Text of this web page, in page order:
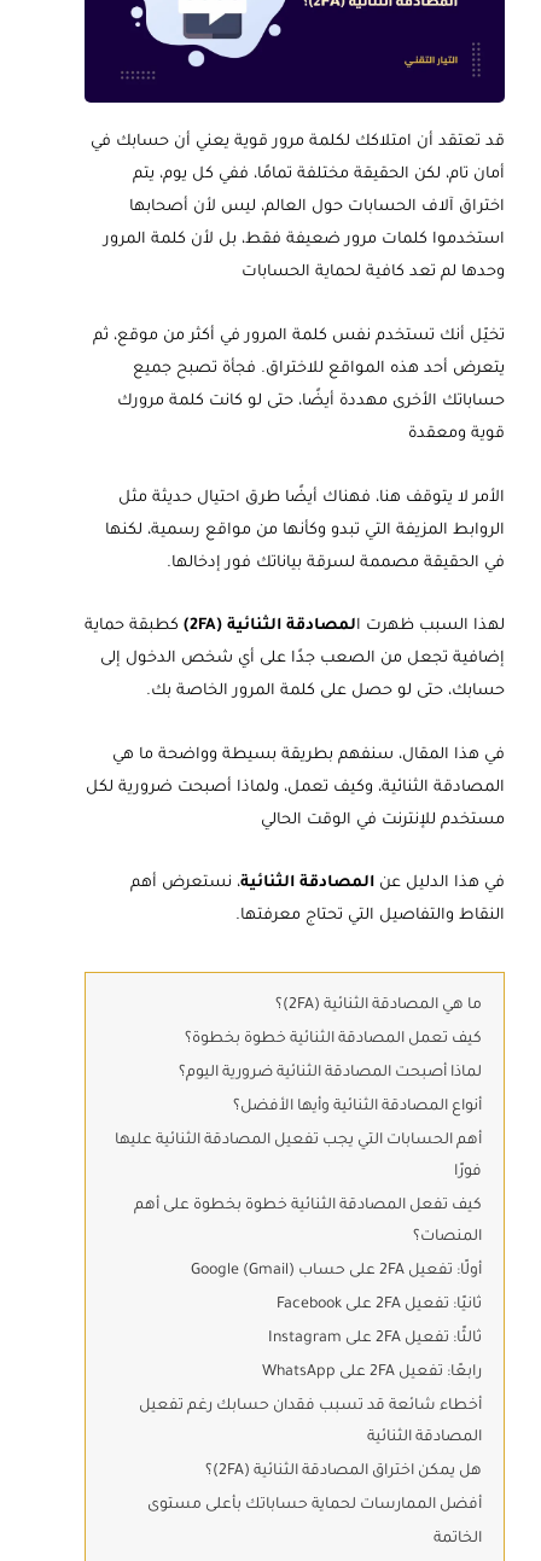
قد تعتقد أن امتلاكك لكلمة مرور قوية يعني أن حسابك في
أمان تام، لكن الحقيقة مختلفة تمامًا، ففي كل يوم، يتم
اختراق آلاف الحسابات حول العالم، ليس لأن أصحابها
استخدموا كلمات مرور ضعيفة فقط، بل لأن كلمة المرور
وحدها لم تعد كافية لحماية الحسابات
تخيّل أنك تستخدم نفس كلمة المرور في أكثر من موقع، ثم
يتعرض أحد هذه المواقع للاختراق. فجأة تصبح جميع
حساباتك الأخرى مهددة أيضًا، حتى لو كانت كلمة مرورك
قوية ومعقدة
الأمر لا يتوقف هنا، فهناك أيضًا طرق احتيال حديثة مثل
الروابط المزيفة التي تبدو وكأنها من مواقع رسمية، لكنها
في الحقيقة مصممة لسرقة بياناتك فور إدخالها.
لهذا السبب ظهرت المصادقة الثنائية (2FA)
كطبقة حماية
إضافية تجعل من الصعب جدًا على أي شخص الدخول إلى
حسابك، حتى لو حصل على كلمة المرور الخاصة بك.
في هذا المقال، سنفهم بطريقة بسيطة وواضحة ما هي
المصادقة الثنائية، وكيف تعمل، ولماذا أصبحت ضرورية لكل
مستخدم للإنترنت في الوقت الحالي
في هذا الدليل عن المصادقة الثنائية، نستعرض أهم
النقاط والتفاصيل التي تحتاج معرفتها.
ما هي المصادقة الثنائية (2FA)؟
كيف تعمل المصادقة الثنائية خطوة بخطوة؟
لماذا أصبحت المصادقة الثنائية ضرورية اليوم؟
أنواع المصادقة الثنائية وأيها الأفضل؟
أهم الحسابات التي يجب تفعيل المصادقة الثنائية عليها
فورًا
كيف تفعل المصادقة الثنائية خطوة بخطوة على أهم
المنصات؟
أولًا: تفعيل 2FA على حساب Google (Gmail)
ثانيًا: تفعيل 2FA على Facebook
ثالثًا: تفعيل 2FA على Instagram
رابعًا: تفعيل 2FA على WhatsApp
أخطاء شائعة قد تسبب فقدان حسابك رغم تفعيل
المصادقة الثنائية
هل يمكن اختراق المصادقة الثنائية (2FA)؟
أفضل الممارسات لحماية حساباتك بأعلى مستوى
الخاتمة